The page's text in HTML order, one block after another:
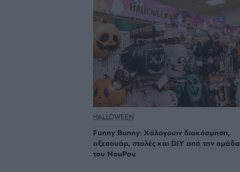
HALLOWEEN
Funny Bunny: Χάλογουιν διακόσμηση,
αξεσουάρ, στολές και DIY από την ομάδα
του NouPou